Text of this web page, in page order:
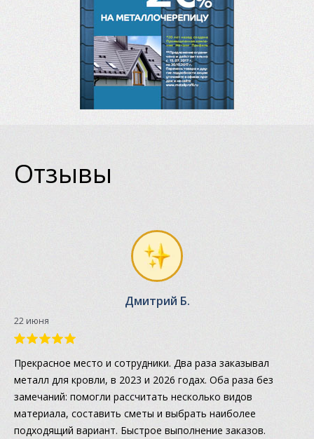
Отзывы
Дмитрий Б.
22 июня
Прекрасное место и сотрудники. Два раза заказывал
металл для кровли, в 2023 и 2026 годах. Оба раза без
замечаний: помогли рассчитать несколько видов
материала, составить сметы и выбрать наиболее
подходящий вариант. Быстрое выполнение заказов.